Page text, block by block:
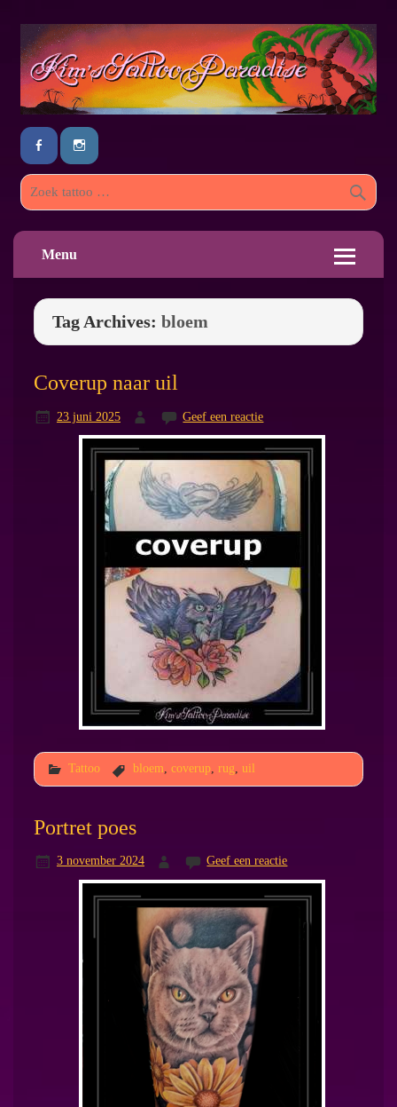
Menu
Tag Archives: bloem
Coverup naar uil
23 juni 2025 Geef een reactie
Tattoo bloem coverup, rug uil
Portret poes
3 november 2024 Geef een reactie